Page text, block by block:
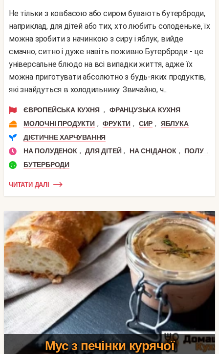
Не тільки з ковбасою або сиром бувають бутерброди,
наприклад, для дітей або тих, хто любить солоденьке, їх
можна зробити з начинкою з сиру і яблук, вийде
смачно, ситно і дуже навіть поживно.Бутерброди - це
універсальне блюдо на всі випадки життя, адже їх
можна приготувати абсолютно з будь-яких продуктів,
які знайдуться в холодильнику. Звичайно, ч...
ЄВРОПЕЙСЬКА КУХНЯ ,
ФРАНЦУЗЬКА КУХНЯ
МОЛОЧНІ ПРОДУКТИ , ФРУКТИ , СИР ,
ЯБЛУКА
ДІЄТИЧНЕ ХАРЧУВАННЯ
НА ПОЛУДЕНОК , ДЛЯ ДІТЕЙ , НА СНІДАНОК ,
ПОЛУДЕНЬ
БУТЕРБРОДИ
ЧИТАТИ ДАЛІ
Мус з печінки курячої